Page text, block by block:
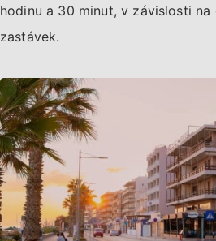
hodinu a 30 minut, v závislosti
zastávek.